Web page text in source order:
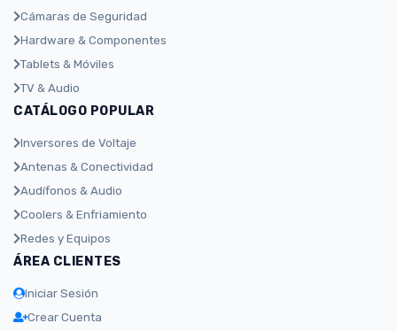
Cámaras de Seguridad
Hardware & Componentes
Tablets & Móviles
TV & Audio
CATÁLOGO POPULAR
Inversores de Voltaje
Antenas & Conectividad
Audífonos & Audio
Coolers & Enfriamiento
Redes y Equipos
ÁREA CLIENTES
Iniciar Sesión
Crear Cuenta